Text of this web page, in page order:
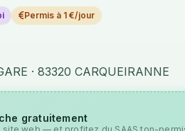
Permis à 1 €/jour
· 83320 CARQUEIRANNE
gratuitement